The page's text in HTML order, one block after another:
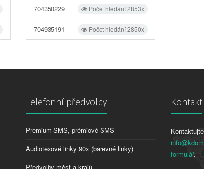
Počet hledání 2853x
704350229
Počet hledání 2850x
704935191
Telefonní předvolby
Premium SMS, prémiové SMS
Audiotexové linky 90x (barevné linky)
Předvolby měst a krajů
Kontakt
formulář.